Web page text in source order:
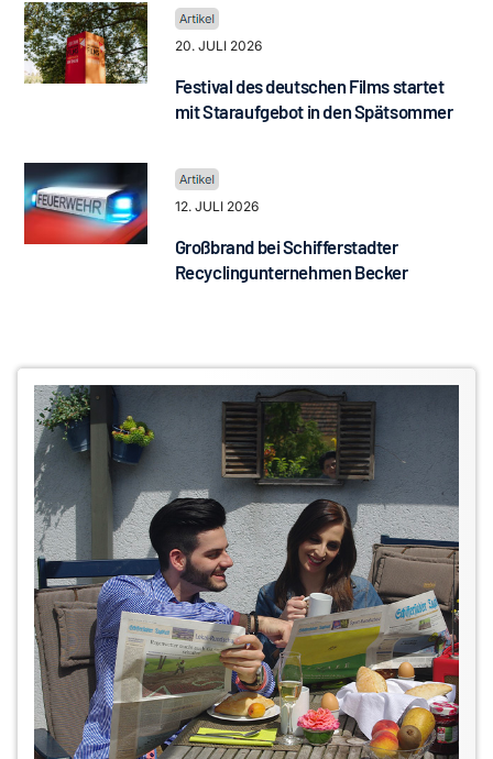
20. JULI 2026
Festival des deutschen Films startet
mit Staraufgebot in den Spätsommer
12. JULI 2026
Großbrand bei Schifferstadter
Recyclingunternehmen Becker